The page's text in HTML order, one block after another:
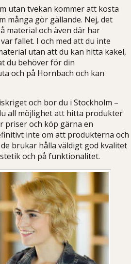
utan tvekan kommer att kosta
många gör gällande. Nej, det
material och även där har
fallet. I och med att du inte
utan att du kan hitta kakel,
du behöver för din
och på Hornbach och kan
och bor du i Stockholm –
all möjlighet att hitta produkter
priser och köp gärna en
inte om att produkterna och
brukar hålla väldigt god kvalitet
och på funktionalitet.